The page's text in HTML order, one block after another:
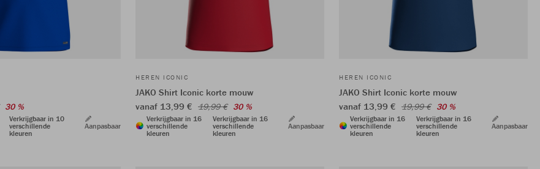
30 %
Verkrijgbaar in 10
verschillende
kleuren
Aanpasbaar
HEREN ICONIC
JAKO Shirt Iconic korte mouw
vanaf 13,99 € 19,99 € 30 %
Verkrijgbaar in 16
verschillende
kleuren
Verkrijgbaar in 16
verschillende
kleuren
Aanpasbaar
HEREN ICONIC
JAKO Shirt Iconic korte mouw
vanaf 13,99 € 19,99 € 30 %
Verkrijgbaar in 16
verschillende
kleuren
Verkrijgbaar in 16
verschillende
kleuren
Aanpasbaar